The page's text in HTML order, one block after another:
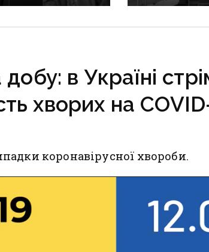
з Донеччини
боїнга на
в Україні
хворих на
коронавірусної хвороби.